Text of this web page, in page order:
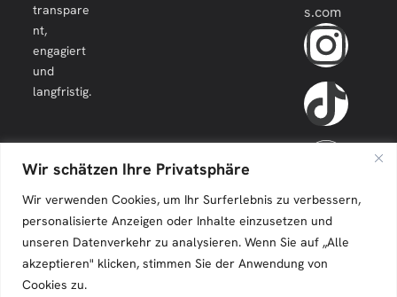
Wir schätzen Ihre Privatsphäre
Wir verwenden Cookies, um Ihr Surferlebnis zu verbessern,
personalisierte Anzeigen oder Inhalte einzusetzen und
unseren Datenverkehr zu analysieren. Wenn Sie auf „Alle
akzeptieren" klicken, stimmen Sie der Anwendung von
Cookies zu.
transpare
nt,
engagiert
und
langfristig.
s.com